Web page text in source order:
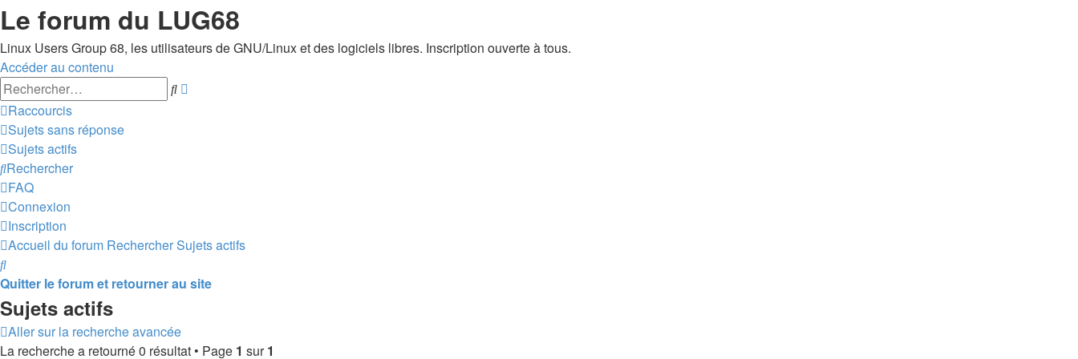
Le forum du LUG68
Linux Users Group 68, les utilisateurs de GNU/Linux et des logiciels libres. Inscription ouverte à tous.
Accéder au contenu
Rechercher
Raccourcis
Sujets sans réponse
Sujets actifs
Rechercher
FAQ
Connexion
Inscription
Accueil du forum RechercherSujets actifs
Rechercher
Quitter le forum et retourner au site
Sujets actifs
Aller sur la recherche avancée
La recherche a retourné 0 résultat • Page 1 sur1